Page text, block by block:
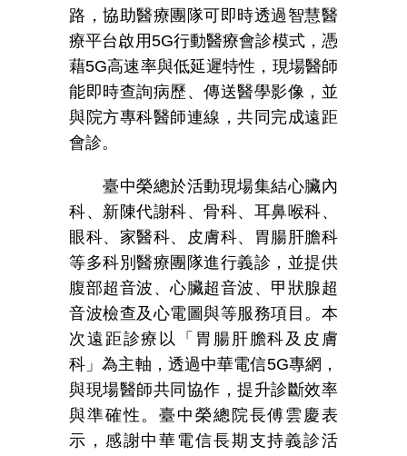
路，協助醫療團隊可即時透過智慧醫
療平台啟用5G行動醫療會診模式，憑
藉5G高速率與低延遲特性，現場醫師
能即時查詢病歷、傳送醫學影像，並
與院方專科醫師連線，共同完成遠距
會診。
臺中榮總於活動現場集結心臟內
科、新陳代謝科、骨科、耳鼻喉科、
眼科、家醫科、皮膚科、胃腸肝膽科
等多科別醫療團隊進行義診，並提供
腹部超音波、心臟超音波、甲狀腺超
音波檢查及心電圖與等服務項目。本
次遠距診療以
「 胃腸肝膽科及皮膚
科 」為主軸，透過中華電信5G專網，
與現場醫師共同協作，提升診斷效率
與準確性。臺中榮總院長傅雲慶表
示，感謝中華電信長期支持義診活